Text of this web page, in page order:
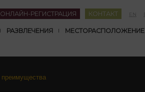
EN
КОНТАКТ
ОНЛАЙН-РЕГИСТРАЦИЯ
РАЗВЛЕЧЕНИЯ МЕСТОРАСПОЛОЖЕНИЕ
преимущества